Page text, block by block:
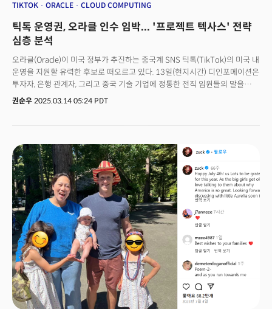
TIKTOK ORACLE CLOUD COMPUTING
틱톡 운영권, 오라클 인수 임박... '프로젝트 텍사스' 전략
심층 분석
오라클(Oracle)이 미국 정부가 추진하는 중국계 SNS 틱톡(TikTok)의 미국 내
운영을 지원할 유력한 후보로 떠오르고 있다. 13일(현지시간) 디인포메이션은
투자자, 은행 관계자, 그리고 중국 기술 기업에 정통한 전직 임원들의 말을
인용, "틱톡 모회사인 바이트댄스 경영진은 오라클을 선호하고 있으며, 도널드
공개하지 않았다. 업계에서는 프랭크 맥코트가 이끄는 그룹과 임플로이어닷컴
창업자인 제시 틴슬리 등이 포함된 컨소시엄등이 주목받고 있다. 이런 가운데
복수의 관계자들이 오라클이 유일한 유력 후보라고 입을 모으고 있는 것.
디인포메이션은 "입찰 대표자들이 워싱턴 D.C.에 여러 차례 소환, 입찰을 위한
설득 작업을 벌이고 있다"며 "행정부 내에서도 상당한 정치적 경쟁이
벌어지고 있다"고 전했다.미국 행정부는 '틱톡 금지법'에 근거해 지난 1월
19까지 틱톡을 미국 자본에 매각하라고 명령한 바 있다. 그러나 트럼프
대통령이 취임 직후 매각 기한을 75일 연기하는 행정명령에 서명하면서 매각
기한이 4월 5일로 조정됐다. 현재 틱톡 가치는 약 500억달러에 이르는 것으로
알려졌다.
권순우 2025.03.14 05:24 PDT